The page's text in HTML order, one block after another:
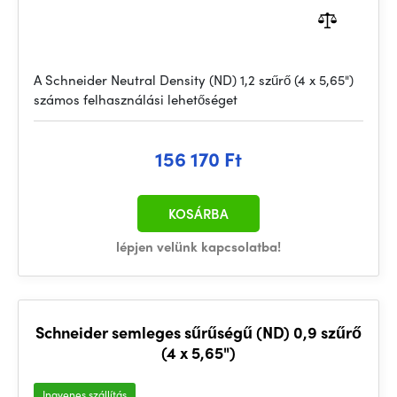
A Schneider Neutral Density (ND) 1,2 szűrő (4 x 5,65")
számos felhasználási lehetőséget
156 170 Ft
lépjen velünk kapcsolatba!
KOSÁRBA
Schneider semleges sűrűségű (ND) 0,9 szűrő
(4 x 5,65")